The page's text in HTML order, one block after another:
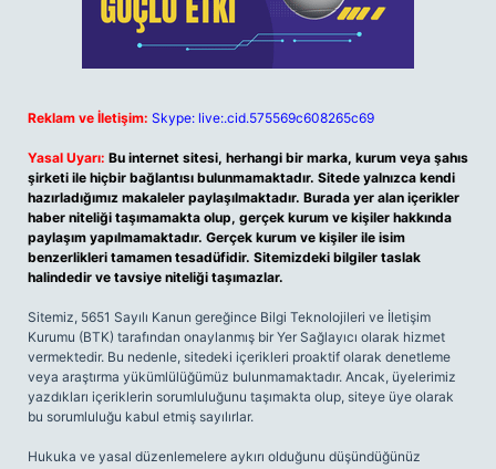
Reklam ve İletişim: Skype: live:.cid.575569c608265c69
Yasal Uyarı: Bu internet sitesi, herhangi bir marka, kurum veya şahıs
şirketi ile hiçbir bağlantısı bulunmamaktadır. Sitede yalnızca kendi
hazırladığımız makaleler paylaşılmaktadır. Burada yer alan içerikler
haber niteliği taşımamakta olup, gerçek kurum ve kişiler hakkında
paylaşım yapılmamaktadır. Gerçek kurum ve kişiler ile isim
benzerlikleri tamamen tesadüfidir. Sitemizdeki bilgiler taslak
halindedir ve tavsiye niteliği taşımazlar.
Sitemiz, 5651 Sayılı Kanun gereğince Bilgi Teknolojileri ve İletişim
Kurumu (BTK) tarafından onaylanmış bir Yer Sağlayıcı olarak hizmet
vermektedir. Bu nedenle, sitedeki içerikleri proaktif olarak denetleme
veya araştırma yükümlülüğümüz bulunmamaktadır. Ancak, üyelerimiz
yazdıkları içeriklerin sorumluluğunu taşımakta olup, siteye üye olarak
bu sorumluluğu kabul etmiş sayılırlar.
Hukuka ve yasal düzenlemelere aykırı olduğunu düşündüğünüz